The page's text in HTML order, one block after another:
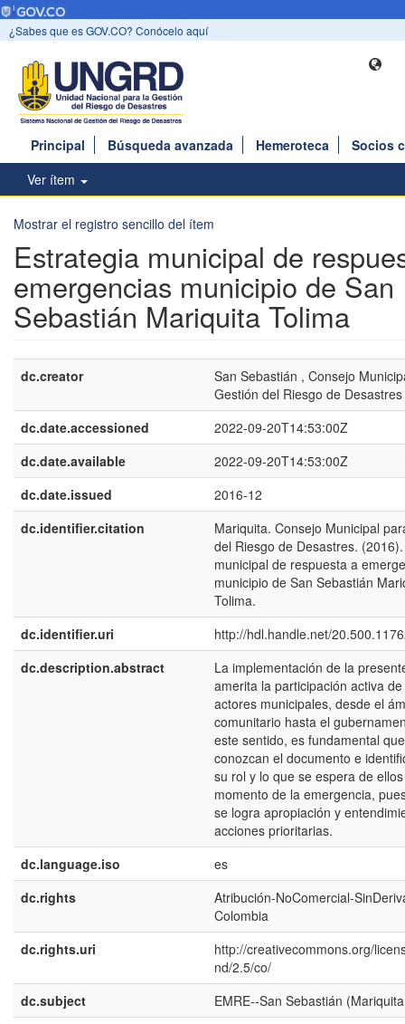
¿Sabes que es GOV.CO? Conócelo aquí
Principal Búsqueda avanzada Hemeroteca
Socios
Ver ítem
Mostrar el registro sencillo del ítem
Estrategia municipal de
emergencias municipio de San
Sebastián Mariquita Tolima
dc.creator
San Sebastián , Consejo
Gestión del Riesgo de Desastres
dc.date.accessioned
2022-09-20T14:53:00Z
dc.date.available
2022-09-20T14:53:00Z
dc.date.issued
2016-12
dc.identifier.citation
Mariquita. Consejo Municipal
del Riesgo de Desastres.
municipal de respuesta a
municipio de San Sebastián
Tolima.
dc.identifier.uri
http://hdl.handle.net/
dc.description.abstract
La implementación de la
amerita la participación activa
actores municipales, desde el
comunitario hasta el
este sentido, es fundamental
conozcan el documento e
su rol y lo que se espera de
momento de la emergencia,
se logra apropiación y
acciones prioritarias.
dc.language.iso
es
dc.rights
Atribución-NoComercial-
Colombia
dc.rights.uri
http://creativecommons.org/
nd/2.5/co/
dc.subject
EMRE--San Sebastián